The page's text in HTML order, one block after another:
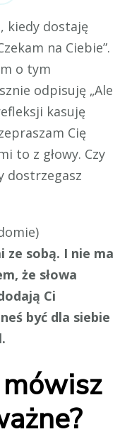
kiedy dostaję
na Ciebie”.
o tym
odpisuję „Ale
kasuję
Cię
to z głowy. Czy
dostrzegasz
ze sobą. I nie ma
że słowa
Ci
być dla siebie